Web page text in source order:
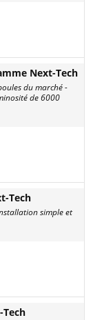
Next-Tech
du marché -
de 6000
Tech
simple et